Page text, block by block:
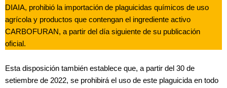
DIAIA, prohibió la importación de plaguicidas químicos de uso
agrícola y productos que contengan el ingrediente activo
CARBOFURAN, a partir del día siguiente de su publicación
oficial.
Esta disposición también establece que, a partir del 30 de
setiembre de 2022, se prohibirá el uso de este plaguicida en todo